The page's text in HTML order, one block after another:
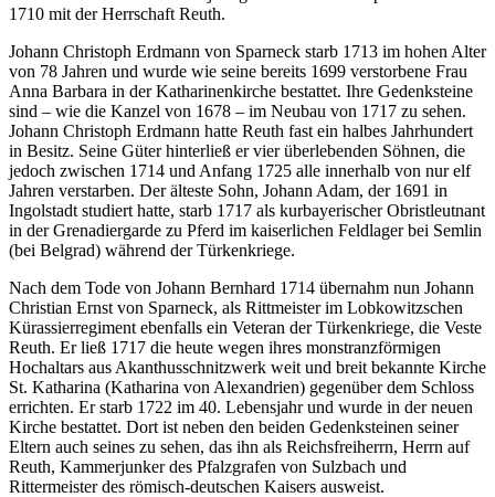
1710 mit der Herrschaft Reuth.
Johann Christoph Erdmann von Sparneck starb 1713 im hohen Alter
von 78 Jahren und wurde wie seine bereits 1699 verstorbene Frau
Anna Barbara in der Katharinenkirche bestattet. Ihre Gedenksteine
sind – wie die Kanzel von 1678 – im Neubau von 1717 zu sehen.
Johann Christoph Erdmann hatte Reuth fast ein halbes Jahrhundert
in Besitz. Seine Güter hinterließ er vier überlebenden Söhnen, die
jedoch zwischen 1714 und Anfang 1725 alle innerhalb von nur elf
Jahren verstarben. Der älteste Sohn, Johann Adam, der 1691 in
Ingolstadt studiert hatte, starb 1717 als kurbayerischer Obristleutnant
in der Grenadiergarde zu Pferd im kaiserlichen Feldlager bei Semlin
(bei Belgrad) während der Türkenkriege.
Nach dem Tode von Johann Bernhard 1714 übernahm nun Johann
Christian Ernst von Sparneck, als Rittmeister im Lobkowitzschen
Kürassierregiment ebenfalls ein Veteran der Türkenkriege, die Veste
Reuth. Er ließ 1717 die heute wegen ihres monstranzförmigen
Hochaltars aus Akanthusschnitzwerk weit und breit bekannte Kirche
St. Katharina (Katharina von Alexandrien) gegenüber dem Schloss
errichten. Er starb 1722 im 40. Lebensjahr und wurde in der neuen
Kirche bestattet. Dort ist neben den beiden Gedenksteinen seiner
Eltern auch seines zu sehen, das ihn als Reichsfreiherrn, Herrn auf
Reuth, Kammerjunker des Pfalzgrafen von Sulzbach und
Rittermeister des römisch-deutschen Kaisers ausweist.